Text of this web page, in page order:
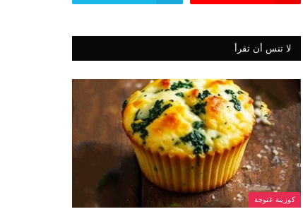
لا تنس أن تقرأ
كوزينة غنوجة